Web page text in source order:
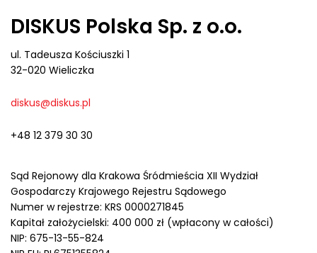
DISKUS Polska Sp. z o.o.
ul. Tadeusza Kościuszki 1
32-020 Wieliczka
diskus@diskus.pl
+48 12 379 30 30
Sąd Rejonowy dla Krakowa Śródmieścia XII Wydział
Gospodarczy Krajowego Rejestru Sądowego
Numer w rejestrze: KRS 0000271845
Kapitał założycielski: 400 000 zł (wpłacony w całości)
NIP: 675-13-55-824